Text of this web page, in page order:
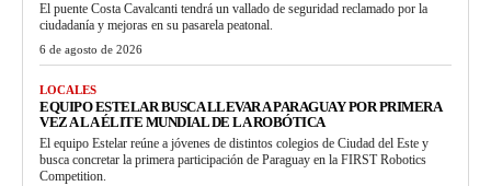
El puente Costa Cavalcanti tendrá un vallado de seguridad reclamado por la
ciudadanía y mejoras en su pasarela peatonal.
6 de agosto de 2026
LOCALES
EQUIPO ESTELAR BUSCA LLEVAR A PARAGUAY POR PRIMERA
VEZ A LA ÉLITE MUNDIAL DE LA ROBÓTICA
El equipo Estelar reúne a jóvenes de distintos colegios de Ciudad del Este y
busca concretar la primera participación de Paraguay en la FIRST Robotics
Competition.